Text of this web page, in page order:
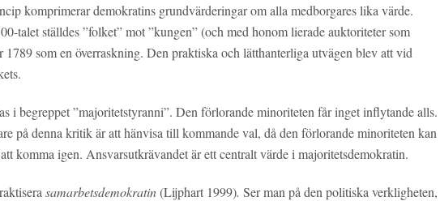
komprimerar demokratins grundvärderingar om alla medborgares lika värde.
talet ställdes ”folket” mot ”kungen” (och med honom lierade auktoriteter som
som en överraskning. Den praktiska och lätthanterliga utvägen blev att vid
i begreppet ”majoritetstyranni”. Den förlorande minoriteten får inget inflytande alls.
på denna kritik är att hänvisa till kommande val, då den förlorande minoriteten kan
komma igen. Ansvarsutkrävandet är ett centralt värde i majoritetsdemokratin.
samarbetsdemokratin(Lijphart 1999). Ser man på den politiska verkligheten,